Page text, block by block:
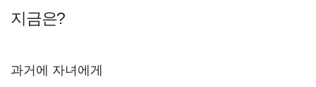
지금은?
과거에 자녀에게